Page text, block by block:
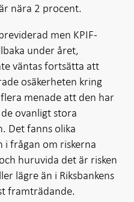
nära 2 procent.
men KPIF-
under året,
väntas fortsätta att
osäkerheten kring
menade att den har
ovanligt stora
Det fanns olika
frågan om riskerna
huruvida det är risken
lägre än i Riksbankens
framträdande.